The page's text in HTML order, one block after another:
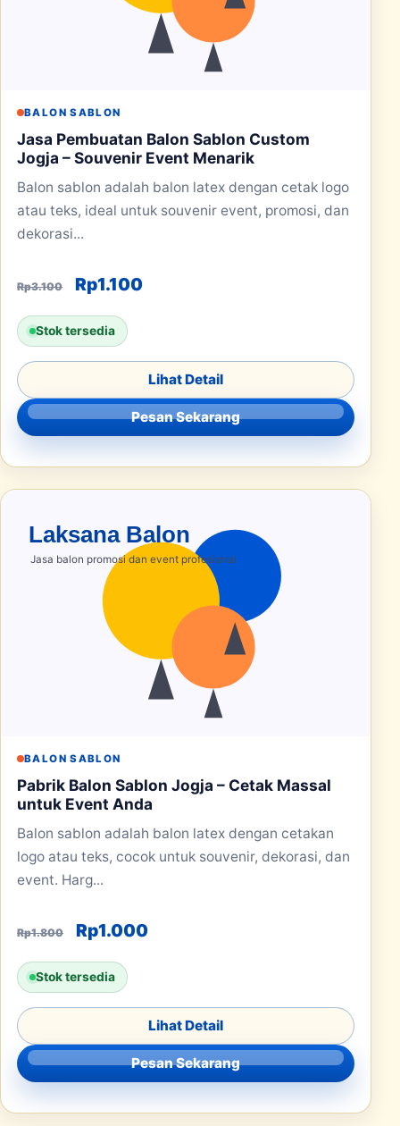
BALON SABLON
Jasa Pembuatan Balon Sablon Custom
Jogja – Souvenir Event Menarik
Balon sablon adalah balon latex dengan cetak logo
atau teks, ideal untuk souvenir event, promosi, dan
dekorasi...
Rp3.100 Harga aslinya adalah: Rp3.100.
Rp1.100Harga saat ini adalah: Rp1.100.
Stok tersedia
Lihat Detail
Pesan Sekarang
BALON SABLON
Pabrik Balon Sablon Jogja – Cetak Massal
untuk Event Anda
Balon sablon adalah balon latex dengan cetakan
logo atau teks, cocok untuk souvenir, dekorasi, dan
event. Harg...
Rp1.800 Harga aslinya adalah: Rp1.800.
Rp1.000Harga saat ini adalah:
Stok tersedia
Lihat Detail
Pesan Sekarang